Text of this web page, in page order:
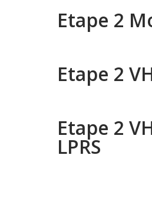
Etape 2
Etape 2
Etape 2
LPRS